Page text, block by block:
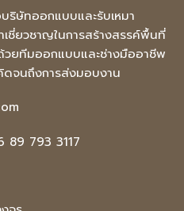
ริษัทออกแบบและรับเหมา
ชี่ยวชาญในการสร้างสรรค์พื้นที่
วยทีมออกแบบและช่างมืออาชีพ
จนถึงการส่งมอบงาน
89 793 3117